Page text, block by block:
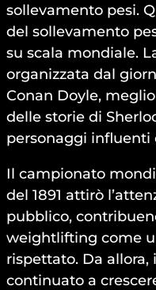
sollevamento pesi.
del sollevamento
su scala mondiale.
organizzata dal
Conan Doyle,
delle storie di
personaggi influenti
Il campionato
del 1891 attirò
pubblico,
weightlifting come
rispettato. Da
continuato a